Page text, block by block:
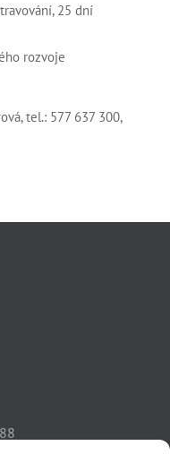
25 dní
rozvoje
tel.: 577 637 300,